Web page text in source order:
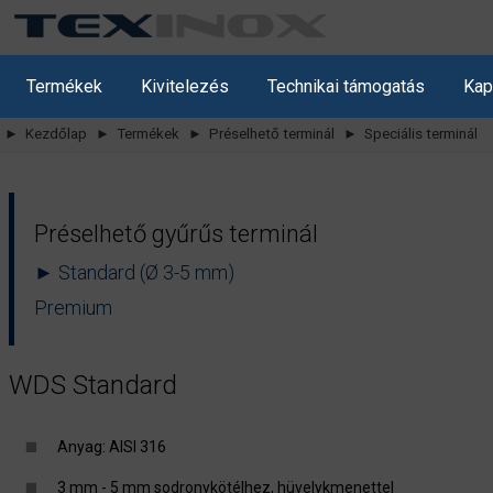
Termékek Kivitelezés Technikai támogatás
► Kezdőlap ► Termékek ► Préselhető terminál ► Speciális terminál
Préselhető gyűrűs terminál
► Standard (Ø 3-5 mm)
Premium
WDS Standard
Anyag: AISI 316
3 mm - 5 mm sodronykötélhez, hüvelykmenettel